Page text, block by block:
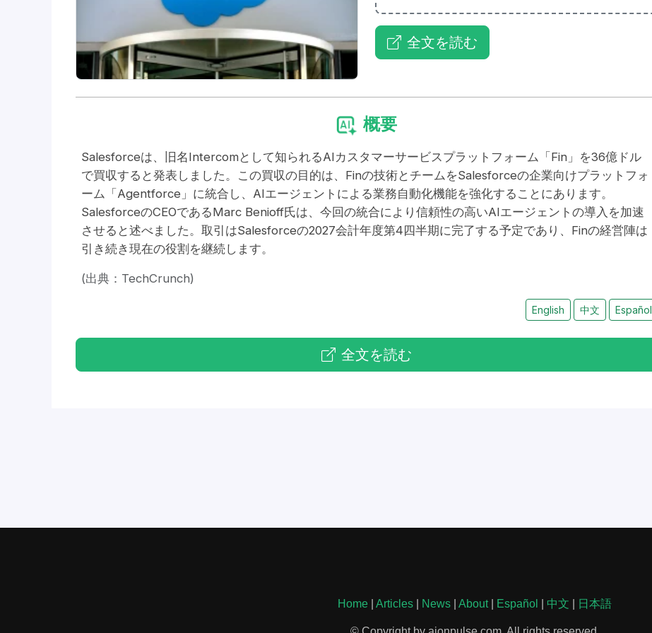
全文を読む
概要
Salesforceは、旧名Intercomとして知られるAIカスタマーサービスプラットフォーム「Fin」を36億ドル
で買収すると発表しました。この買収の目的は、Finの技術とチームをSalesforceの企業向けプラットフォ
ーム「Agentforce」に統合し、AIエージェントによる業務自動化機能を強化することにあります。
SalesforceのCEOであるMarc Benioff氏は、今回の統合により信頼性の高いAIエージェントの導入を加速
させると述べました。取引はSalesforceの2027会計年度第4四半期に完了する予定であり、Finの経営陣は
引き続き現在の役割を継続します。
(出典：TechCrunch)
English 中文 Español
全文を読む
Home Articles News About| Español 中文 日本語